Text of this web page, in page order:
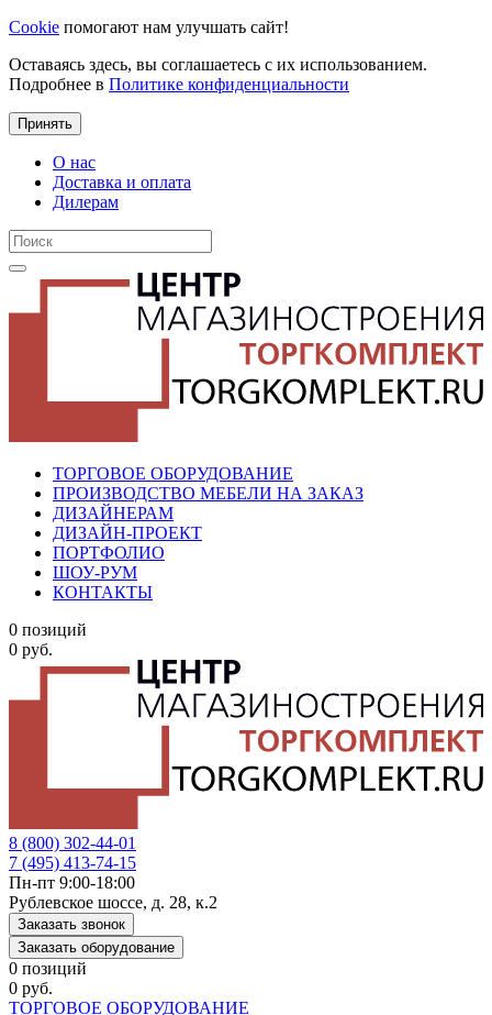
Cookie помогают нам улучшать сайт!
Оставаясь здесь, вы соглашаетесь с их использованием.
Подробнее в Политике конфиденциальности
Принять
О нас
Доставка и оплата
Дилерам
ТОРГОВОЕ ОБОРУДОВАНИЕ
ПРОИЗВОДСТВО МЕБЕЛИ НА ЗАКАЗ
ДИЗАЙНЕРАМ
ДИЗАЙН-ПРОЕКТ
ПОРТФОЛИО
ШОУ-РУМ
КОНТАКТЫ
0 позиций
0 руб.
8 (800) 302-44-01
7 (495) 413-74-15
Пн-пт 9:00-18:00
Рублевское шоссе, д. 28, к.2
Заказать звонок
Заказать оборудование
0 позиций
0 руб.
ТОРГОВОЕ ОБОРУДОВАНИЕ